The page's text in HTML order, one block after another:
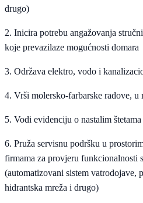
drugo)
2. Inicira potrebu angažovanja
koje prevazilaze mogućnosti domara
3. Održava elektro, vodo i
4. Vrši molersko-farbarske radove, u
5. Vodi evidenciju o nastalim
6. Pruža servisnu podršku u
firmama za provjeru funkcionalnosti
(automatizovani sistem vatrodojave,
hidrantska mreža i drugo)